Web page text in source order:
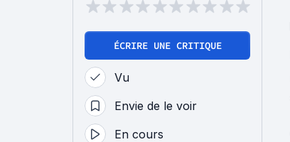
ÉCRIRE UNE CRITIQUE
Vu
Envie de le voir
En cours